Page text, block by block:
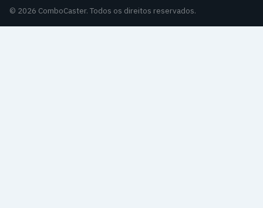
© 2026 ComboCaster. Todos os direitos reservados.